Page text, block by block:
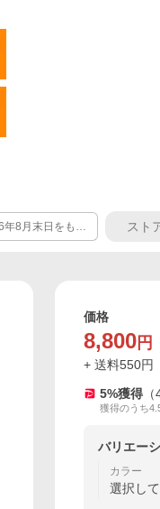
8月末日をもち
だきました皆
価格
8,800 円
+ 送料550円
5%獲得 （
獲得のうち
バリエー
カラー
選択し